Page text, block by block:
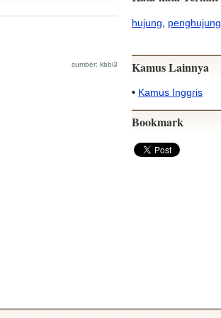
sumber: kbbi3
hujung penghujung
Kamus Lainnya
• Kamus Inggris
Bookmark